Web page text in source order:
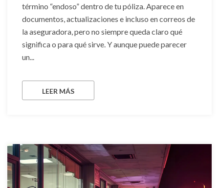
término “endoso” dentro de tu póliza. Aparece en
documentos, actualizaciones e incluso en correos de
la aseguradora, pero no siempre queda claro qué
significa o para qué sirve. Y aunque puede parecer
un...
LEER MÁS